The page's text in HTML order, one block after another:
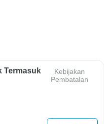
Termasuk
Kebijakan
Pembatalan